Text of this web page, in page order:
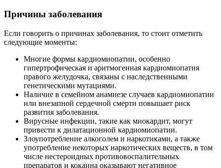
Причины заболевания
Если говорить о причинах заболевания, то стоит отметить
следующие моменты:
Многие формы кардиомиопатии, особенно
гипертрофическая и аритмогенная кардиомиопатия
правого желудочка, связаны с наследственными
генетическими мутациями.
Наличие в семейном анамнезе случаев кардиомиопатии
или внезапной сердечной смерти повышает риск
развития заболевания.
Вирусные инфекции, такие как миокардит, могут
привести к дилатационной кардиомиопатии.
Злоупотребление алкоголем и наркотиками, а также
употребление некоторых наркотических веществ, в том
числе нестероидных противовоспалительных
препаратов и кокаина оказывают негативное